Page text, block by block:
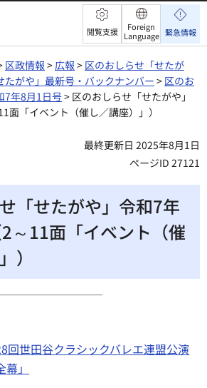
閲覧支援
Foreign
Language 緊急情報
区政情報 >広報 > 区のおしらせ「せたが
たがや」最新号・バックナンバー > 区のお
7年8月1日号> 区のおしらせ「せたがや」
面「イベント（催し／講座）」）
最終更新日 2025年8月1日
ページID 27121
「せたがや」令和7年
～11面「イベント（催
）
回世田谷クラシックバレエ連盟公演
」